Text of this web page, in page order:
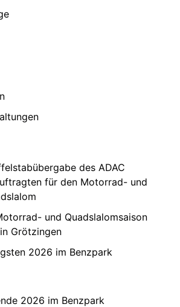
des ADAC
für den Motorrad- und
und Quadslalomsaison
Grötzingen
2026 im Benzpark
2026 im Benzpark